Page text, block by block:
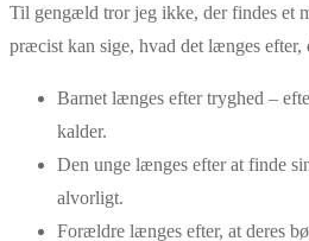
Til gengæld tror jeg ikke, der findes et
præcist kan sige, hvad det længes efter,
Barnet længes efter tryghed –
kalder.
Den unge længes efter at finde
alvorligt.
Forældre længes efter, at deres